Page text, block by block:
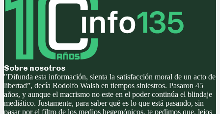
Sobre nosotros
"Difunda esta información, sienta la satisfacción moral de un acto de
libertad”, decía Rodolfo Walsh en tiempos siniestros. Pasaron 45
años, y aunque el macrismo no este en el poder continúa el blindaje
mediático. Justamente, para saber qué es lo que está pasando, sin
pasar por el filtro de los medios hegemónicos, te pedimos que, lejos